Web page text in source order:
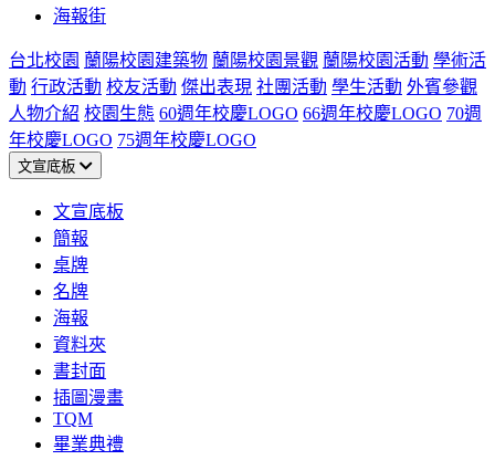
海報街
台北校園 蘭陽校園建築物 蘭陽校園景觀 蘭陽校園活動 學術活
動 行政活動 校友活動 傑出表現 社團活動 學生活動 外賓參觀
人物介紹 校園生態 60週年校慶LOGO 66週年校慶LOGO 70週
年校慶LOGO 75週年校慶LOGO
文宣底板
文宣底板
簡報
桌牌
名牌
海報
資料夾
書封面
插圖漫畫
TQM
畢業典禮